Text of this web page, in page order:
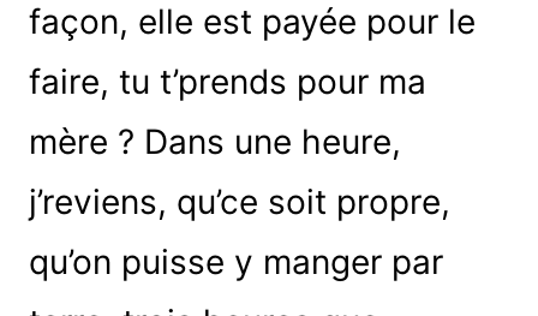
façon, elle est payée pour le
faire, tu t’prends pour ma
mère ? Dans une heure,
j’reviens, qu’ce soit propre,
qu’on puisse y manger par